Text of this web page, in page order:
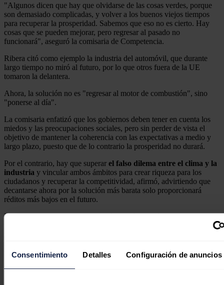
Consentimiento Detalles Configuración de anuncios
"Algunos dicen que hay que olvidarse de las cosas verdes, porque
son demasiado complicadas, y volver a los buenos viejos tiempos
para recuperar la prosperidad. Sabemos que eso no es cierto. Hay
cosas que se pueden mejorar, pero regresar al pasado no
funcionará", aseguró la comisaria de Competencia.
Ribera citó como ejemplo la industria del automóvil, que durante
largo tiempo no miró al futuro, por lo que otros fuera de la UE
tomaron la delantera.
Ahora, la solución no es "regresar al motor de combustión", sino
"ponerse al día".
La comisaria enfatizó que los gobiernos deben tener en cuenta los
miedos y las preocupaciones sociales, pero sin perder de vista el
objetivo de mantener la coherencia con las expectativas a medio y
largo plazo, puesto que de lo contrario la prosperidad no durará.
Por el contrario, hay que superar el falso dilema entre el clima y la
industria y vincular ambos ámbitos para crear riqueza para los
ciudadanos y recuperar la competitividad, afirmó, advirtiendo que
decantarse ahora por la solución más barata solo proporcionará
réditos más bajos en el futuro.
Por todo ello, hay quedescarbonizarlaindustria, hacer posible la
implicación de los presupuestos públicos.
Además, es necesario desmantelar barreras internas para liberar el